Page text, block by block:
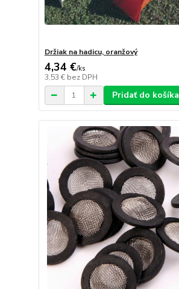
Držiak na hadicu, oranžový
4,34 €/ks
3,53 € bez DPH
Pridať do košíka